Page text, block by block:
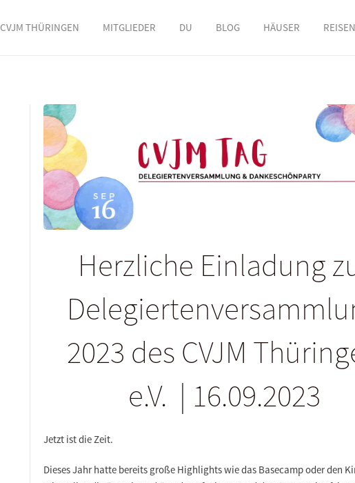
CVJM THÜRINGEN MITGLIEDER DU BLOG HÄUSER REISEN
Herzliche Einladung
2023 des CVJM
e.V. | 16.09.2023
Jetzt ist die Zeit.
Dieses Jahr hatte bereits große Highlights wie das Basecamp oder den